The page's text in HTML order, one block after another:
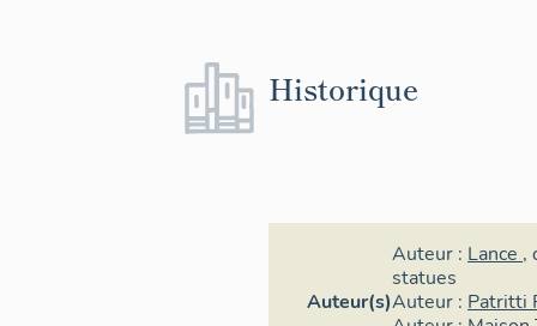
Historique
Auteur(s)
Auteur : Lance ,
statues
Auteur : Patritti